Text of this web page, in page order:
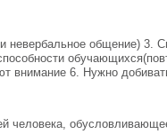
невербальное общение) 3.
внимание 6. Нужно
человека,